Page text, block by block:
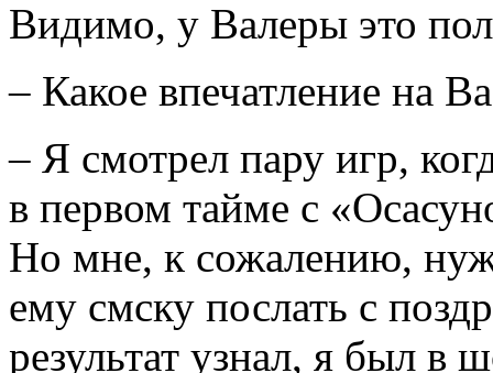
Видимо, у Валеры это
– Какое впечатление на
– Я смотрел пару игр,
в первом тайме с
Но мне, к сожалению,
ему смску послать с
результат узнал, я был